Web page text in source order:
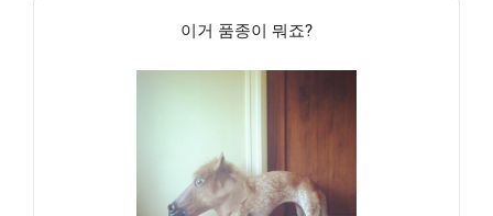
이거 품종이 뭐죠?